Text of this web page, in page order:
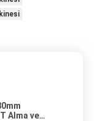
Alma ve